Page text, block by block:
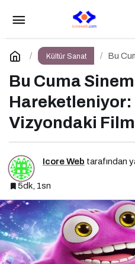
Kültür Sanat
Bu
Filmler
Bu Cuma
Hareketleniyor:
Vizyondaki
Icore Web tarafından
5dk, 1sn
Avatar: Ateş ve Kül
Vizyon Filmleri
Yorum Yap